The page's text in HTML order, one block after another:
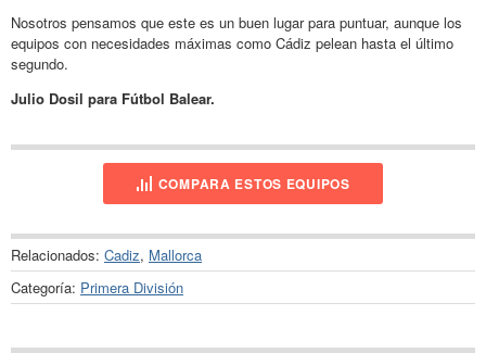
Nosotros pensamos que este es un buen lugar para puntuar, aunque los
equipos con necesidades máximas como Cádiz pelean hasta el último
segundo.
Julio Dosil para Fútbol Balear.
COMPARA ESTOS EQUIPOS
Relacionados: Cadiz, Mallorca
Categoría: Primera División